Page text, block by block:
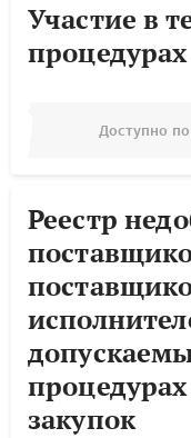
Участие в
Доступно
Реестр
закупок